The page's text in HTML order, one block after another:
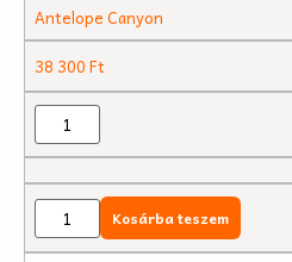
Antelope Canyon
38 300Ft
Kosárba teszem